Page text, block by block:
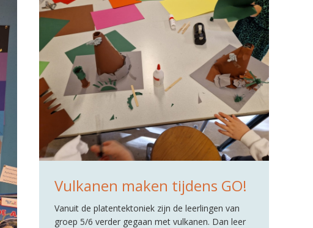
Vulkanen maken tijdens GO!
Vanuit de platentektoniek zijn de leerlingen van
groep 5/6 verder gegaan met vulkanen. Dan leer